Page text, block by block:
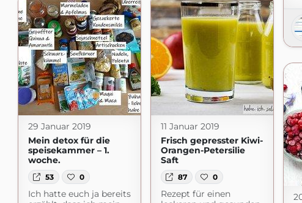
29 Januar 2019
Mein detox für die
speisekammer – 1.
woche.
53 0
Ich hatte euch ja bereits
11 Januar 2019
Frisch gepresster Kiwi-
Orangen-Petersilie
Saft
87 0
Rezept für einen